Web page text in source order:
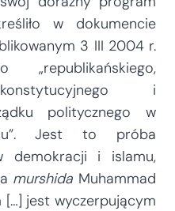
w dokumencie
3 III 2004 r.
i
politycznego w
Jest to próba
demokracji i islamu,
murshida Muhammad
[…] jest wyczerpującym